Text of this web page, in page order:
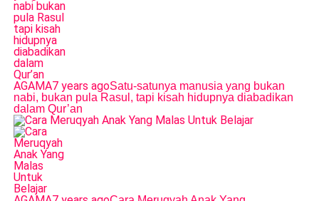
AGAMA7 years agoSatu-satunya manusia yang bukan
nabi, bukan pula Rasul, tapi kisah hidupnya diabadikan
dalam Qur’an